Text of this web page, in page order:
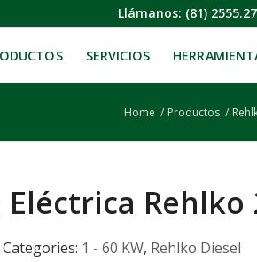
Llámanos: (81)
SERVICIOS
Home / Productos /
Rehlko
Categories: 1 - 60 KW, Rehlko Diesel